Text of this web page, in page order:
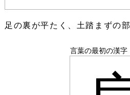
足の裏が平たく、土踏まずの
言葉の最初の漢字